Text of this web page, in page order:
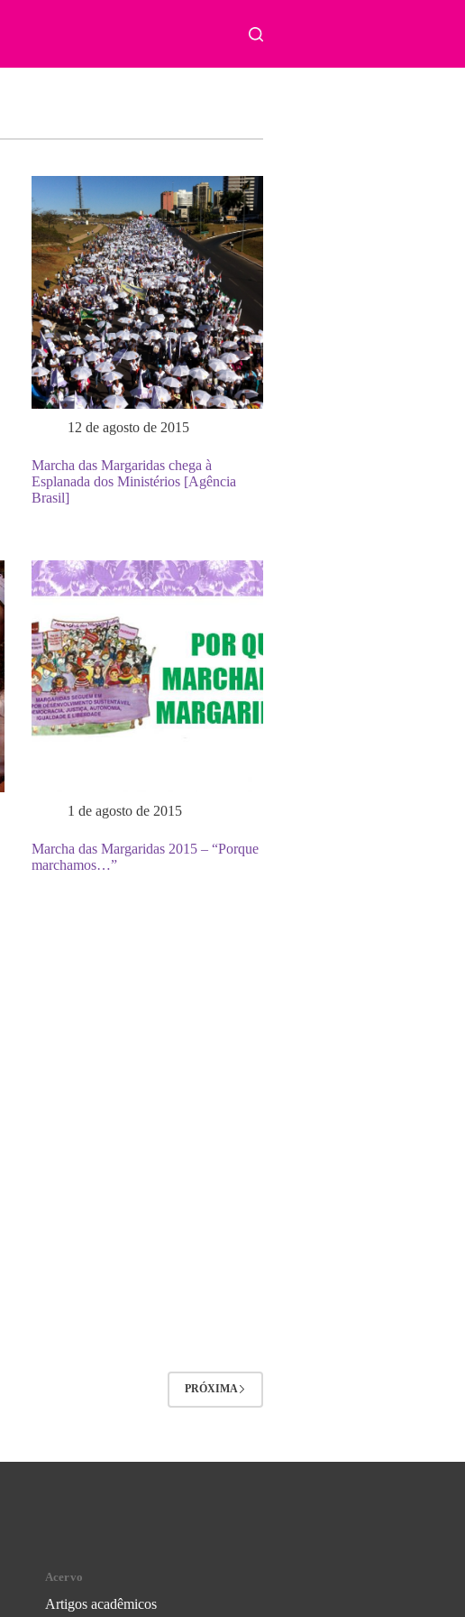
12 de agosto de 2015
Marcha das Margaridas chega à
Esplanada dos Ministérios [Agência
Brasil]
1 de agosto de 2015
Marcha das Margaridas 2015 – “Porque
marchamos…”
PRÓXIMA
Acervo
Artigos acadêmicos